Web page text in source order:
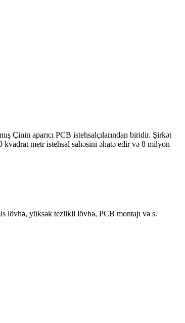
Çinin aparıcı PCB istehsalçılarından biridir. Şirkət
metr istehsal sahəsini əhatə edir və 8 milyon
lövhə, yüksək tezlikli lövhə, PCB montajı və s.